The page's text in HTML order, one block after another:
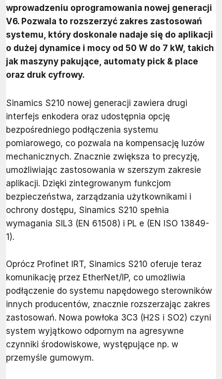
wprowadzeniu oprogramowania nowej generacji
V6. Pozwala to rozszerzyć zakres zastosowań
systemu, który doskonale nadaje się do aplikacji
o dużej dynamice i mocy od 50 W do 7 kW, takich
jak maszyny pakujące, automaty pick & place
oraz druk cyfrowy.
Sinamics S210 nowej generacji zawiera drugi
interfejs enkodera oraz udostępnia opcję
bezpośredniego podłączenia systemu
pomiarowego, co pozwala na kompensację luzów
mechanicznych. Znacznie zwiększa to precyzję,
umożliwiając zastosowania w szerszym zakresie
aplikacji. Dzięki zintegrowanym funkcjom
bezpieczeństwa, zarządzania użytkownikami i
ochrony dostępu, Sinamics S210 spełnia
wymagania SIL3 (EN 61508) i PL e (EN ISO 13849-
1).
Oprócz Profinet IRT, Sinamics S210 oferuje teraz
komunikację przez EtherNet/IP, co umożliwia
podłączenie do systemu napędowego sterowników
innych producentów, znacznie rozszerzając zakres
zastosowań. Nowa powłoka 3C3 (H2S i SO2) czyni
system wyjątkowo odpornym na agresywne
czynniki środowiskowe, występujące np. w
przemyśle gumowym.